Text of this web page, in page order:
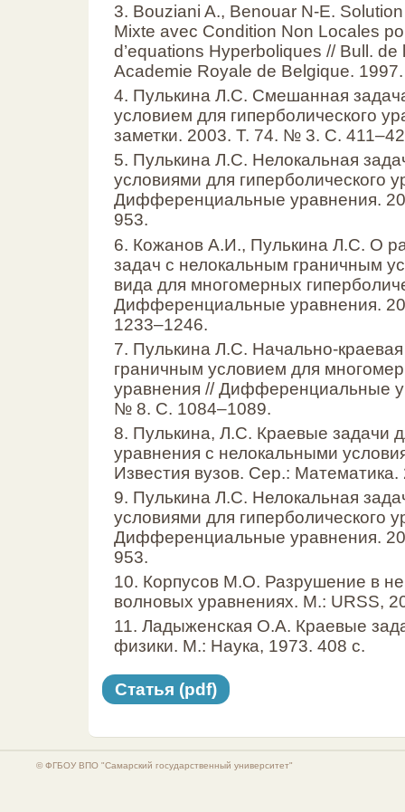
3. Bouziani A., Benouar N-E.
Mixte avec Condition Non Locales
d’equations Hyperboliques // Bull.
Academie Royale de Belgique.
4. Пулькина Л.С. Смешанная
условием для гиперболического
заметки. 2003. Т. 74. № 3. С.
5. Пулькина Л.С. Нелокальная
условиями для гиперболического
Дифференциальные уравнения.
953.
6. Кожанов А.И., Пулькина Л.С. О
задач с нелокальным граничным
вида для многомерных
Дифференциальные уравнения.
1233–1246.
7. Пулькина Л.С. Начально-
граничным условием для
уравнения // Дифференциальные
№ 8. С. 1084–1089.
8. Пулькина, Л.С. Краевые задачи
уравнения с нелокальными
Известия вузов. Сер.:
9. Пулькина Л.С. Нелокальная
условиями для гиперболического
Дифференциальные уравнения.
953.
10. Корпусов М.О. Разрушение в
волновых уравнениях. М.: URSS,
11. Ладыженская О.А. Краевые
физики. М.: Наука, 1973. 408 с.
Статья (pdf)
© ФГБОУ ВПО "Самарский государственный университет"